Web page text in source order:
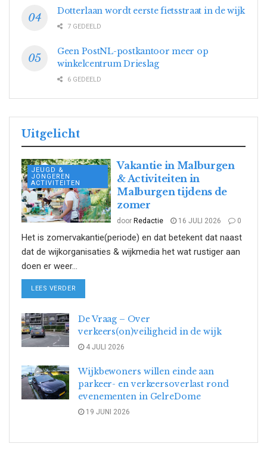
Dotterlaan wordt eerste fietsstraat in de wijk
7 GEDEELD
Geen PostNL-postkantoor meer op
winkelcentrum Drieslag
6 GEDEELD
Uitgelicht
JEUGD &
JONGEREN
ACTIVITEITEN
Vakantie in Malburgen
& Activiteiten in
Malburgen tijdens de
zomer
door Redactie 16 JULI 2026 0
Het is zomervakantie(periode) en dat betekent dat naast
dat de wijkorganisaties & wijkmedia het wat rustiger aan
doen er weer...
LEES VERDER
De Vraag – Over
verkeers(on)veiligheid in de wijk
4 JULI 2026
Wijkbewoners willen einde aan
parkeer- en verkeersoverlast rond
evenementen in GelreDome
19 JUNI 2026